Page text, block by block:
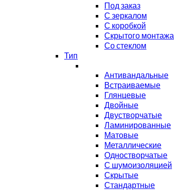
Под заказ
С зеркалом
С коробкой
Скрытого монтажа
Со стеклом
Тип
Антивандальные
Встраиваемые
Глянцевые
Двойные
Двустворчатые
Ламинированные
Матовые
Металлические
Одностворчатые
С шумоизоляцией
Скрытые
Стандартные